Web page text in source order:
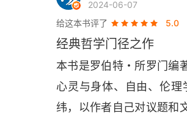
第2章 宗教
A. 什么是宗教？
B. 西方宗教
C. 上帝证明：存在论论证
2024-06-07
给这本书评了
5.0
经典哲学门径之作
本书是罗伯特・所罗门编
心灵与身体、自由、伦
纬，以作者自己对议题和